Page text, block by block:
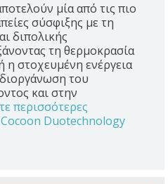
μία από τις πιο
σύσφιξης με τη
διπολικής
τη θερμοκρασία
στοχευμένη ενέργεια
του
και στην
περισσότερες
Cocoon Duotechnology